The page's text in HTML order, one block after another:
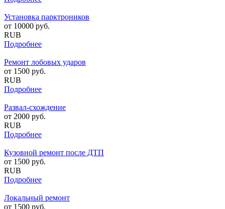
Установка парктроников
от 10000 руб.
RUB
Подробнее
Ремонт лобовых ударов
от 1500 руб.
RUB
Подробнее
Развал-схождение
от 2000 руб.
RUB
Подробнее
Кузовной ремонт после ДТП
от 1500 руб.
RUB
Подробнее
Локальный ремонт
от 1500 руб.